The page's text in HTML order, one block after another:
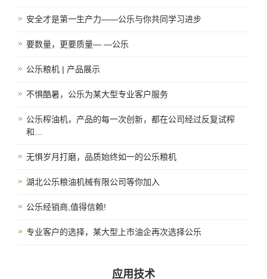
安全才是第一生产力——公乐与你共同学习进步
要数量，更要质量— —公乐
公乐粮机 | 产品展示
不惧酷暑，公乐为某大型专业客户服务
公乐榨油机，产品的每一次创新，都在公司经过反复试榨
和…
无惧岁月打磨，品质始终如一的公乐粮机
湖北公乐粮油机械有限公司等你加入
公乐经销商,值得信赖!
专业客户的选择，某大型上市油企再次选择公乐
应用技术